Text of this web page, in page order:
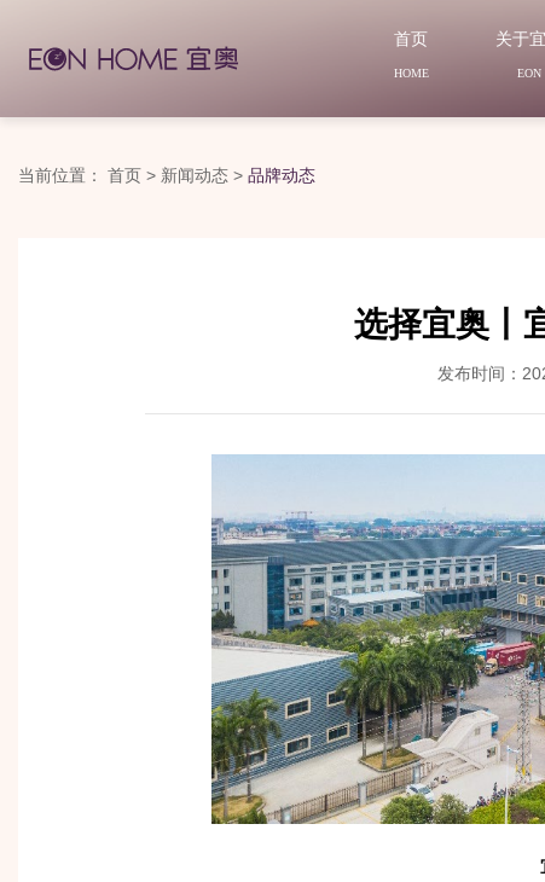
首页
HOME
关于
EON
当前位置： 首页 > 新闻动态 > 品牌动态
选择宜奥丨
发布时间：